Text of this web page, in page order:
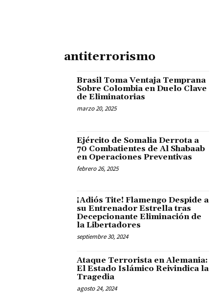
antiterrorismo
Brasil Toma Ventaja Temprana
Sobre Colombia en Duelo Clave
de Eliminatorias
marzo 20, 2025
Ejército de Somalia Derrota a
70 Combatientes de Al Shabaab
en Operaciones Preventivas
febrero 26, 2025
¡Adiós Tite! Flamengo Despide a
su Entrenador Estrella tras
Decepcionante Eliminación de
la Libertadores
septiembre 30, 2024
Ataque Terrorista en Alemania:
El Estado Islámico Reivindica la
Tragedia
agosto 24, 2024